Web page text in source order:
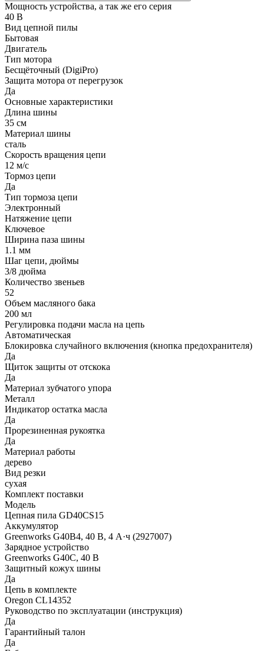
Мощность устройства, а так же его серия
40 В
Вид цепной пилы
Бытовая
Двигатель
Тип мотора
Бесщёточный (DigiPro)
Защита мотора от перегрузок
Да
Основные характеристики
Длина шины
35 см
Материал шины
сталь
Скорость вращения цепи
12 м/c
Тормоз цепи
Да
Тип тормоза цепи
Электронный
Натяжение цепи
Ключевое
Ширина паза шины
1.1 мм
Шаг цепи, дюймы
3/8 дюйма
Количество звеньев
52
Объем масляного бака
200 мл
Регулировка подачи масла на цепь
Автоматическая
Блокировка случайного включения (кнопка предохранителя)
Да
Щиток защиты от отскока
Да
Материал зубчатого упора
Металл
Индикатор остатка масла
Да
Прорезиненная рукоятка
Да
Материал работы
дерево
Вид резки
сухая
Комплект поставки
Модель
Цепная пила GD40CS15
Аккумулятор
Greenworks G40B4, 40 В, 4 А·ч (2927007)
Зарядное устройство
Greenworks G40C, 40 В
Защитный кожух шины
Да
Цепь в комплекте
Oregon CL14352
Руководство по эксплуатации (инструкция)
Да
Гарантийный талон
Да